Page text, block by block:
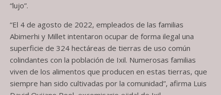
“lujo”.
“El 4 de agosto de 2022, empleados de las familias
Abimerhi y Millet intentaron ocupar de forma ilegal una
superficie de 324 hectáreas de tierras de uso común
colindantes con la población de Ixil. Numerosas familias
viven de los alimentos que producen en estas tierras, que
siempre han sido cultivadas por la comunidad”, afirma Luis